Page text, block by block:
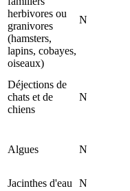
herbivores ou
granivores
(hamsters,
lapins, cobayes,
oiseaux)
N
Déjections de
chats et de
chiens
N
Algues N
Jacinthes d'eau
N